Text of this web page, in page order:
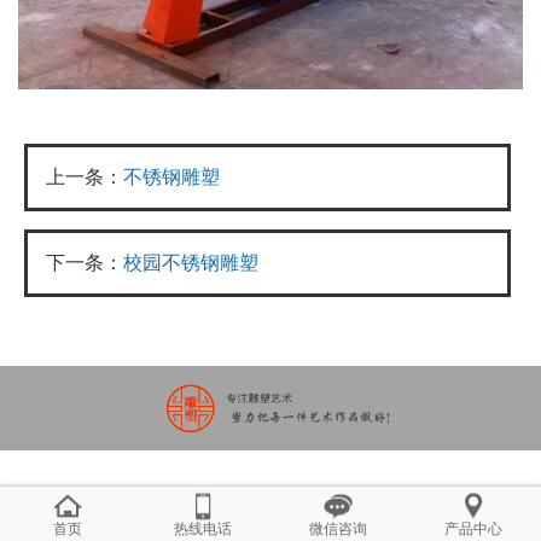
上一条： 不锈钢雕塑
下一条： 校园不锈钢雕塑
首页 热线电话 微信咨询 产品中心